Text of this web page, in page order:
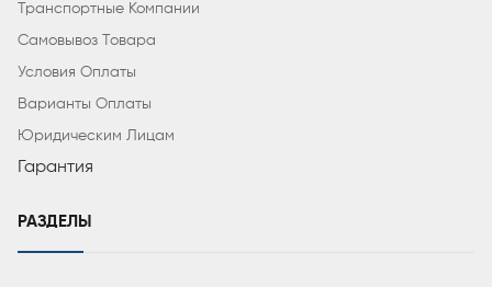
Транспортные Компании
Самовывоз Товара
Условия Оплаты
Варианты Оплаты
Юридическим Лицам
Гарантия
РАЗДЕЛЫ